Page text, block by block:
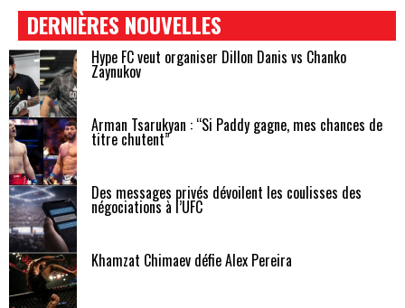
DERNIÈRES NOUVELLES
Hype FC veut organiser Dillon Danis vs Chanko
Zaynukov
Arman Tsarukyan : “Si Paddy gagne, mes chances de
titre chutent”
Des messages privés dévoilent les coulisses des
négociations à l’UFC
Khamzat Chimaev défie Alex Pereira